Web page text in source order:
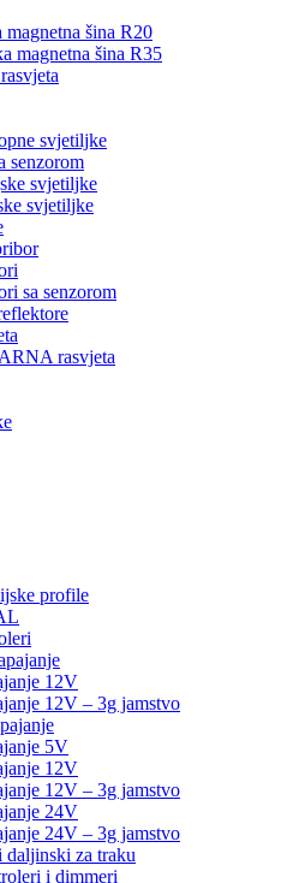
magnetna šina R20
magnetna šina R35
svjetiljke
senzorom
svjetiljke
svjetiljke
sa senzorom
rasvjeta
profile
12V
12V – 3g jamstvo
5V
12V
12V – 3g jamstvo
24V
24V – 3g jamstvo
za traku
i dimmeri